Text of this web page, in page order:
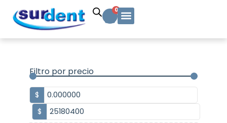
contenido
0
Carrito
Filtro por precio
$
$